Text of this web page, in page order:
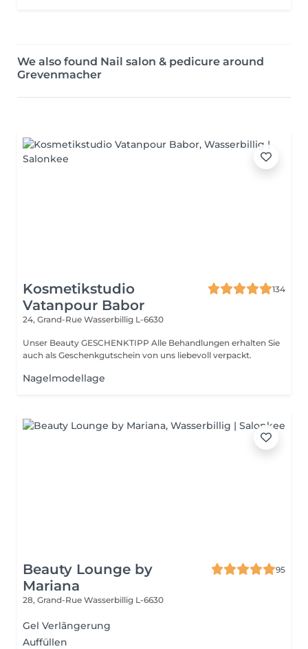
We also found Nail salon & pedicure around
Grevenmacher
Kosmetikstudio
Vatanpour Babor
134
24, Grand-Rue Wasserbillig L-6630
Unser Beauty GESCHENKTIPP Alle Behandlungen erhalten Sie
auch als Geschenkgutschein von uns liebevoll verpackt.
Nagelmodellage
Beauty Lounge by
Mariana
95
28, Grand-Rue Wasserbillig L-6630
Gel Verlãngerung
Auffüllen